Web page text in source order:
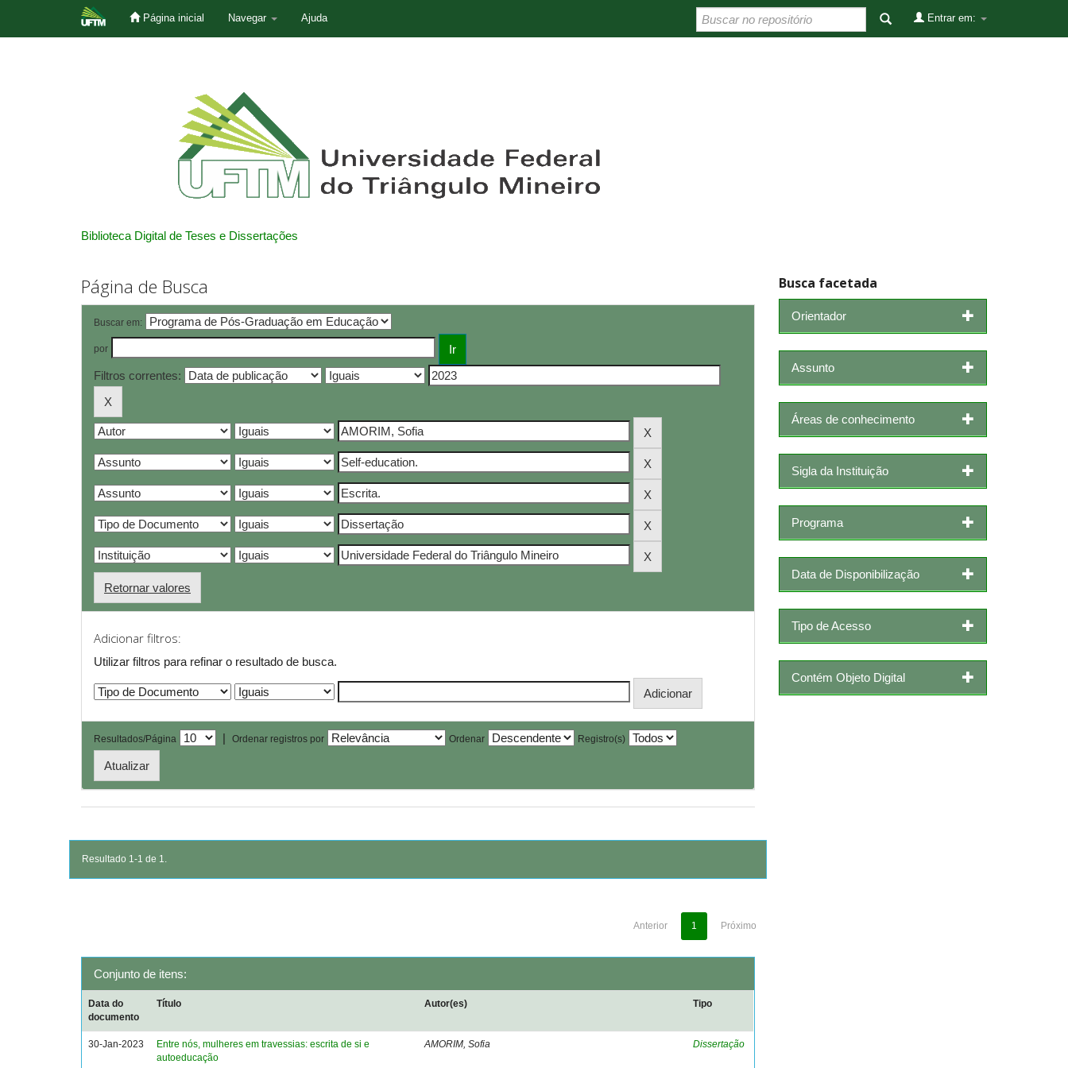
Página inicial Navegar Ajuda Entrar em:
Biblioteca Digital de Teses e Dissertações
Página de Busca
Buscar em:
por
Filtros correntes:
Retornar valores
Adicionar filtros:
Utilizar filtros para refinar o resultado de busca.
Resultados/Página | Ordenar registros por Ordenar Registro(s)
Resultado 1-1 de 1.
Anterior 1 Próximo
Conjunto de itens:
Data do
documento
Título Autor(es) Tipo
30-Jan-2023
Entre nós, mulheres em travessias: escrita de si e
autoeducação
AMORIM, Sofia Dissertação
Busca facetada
Orientador
Assunto
Áreas de conhecimento
Sigla da Instituição
Programa
Data de Disponibilização
Tipo de Acesso
Contém Objeto Digital